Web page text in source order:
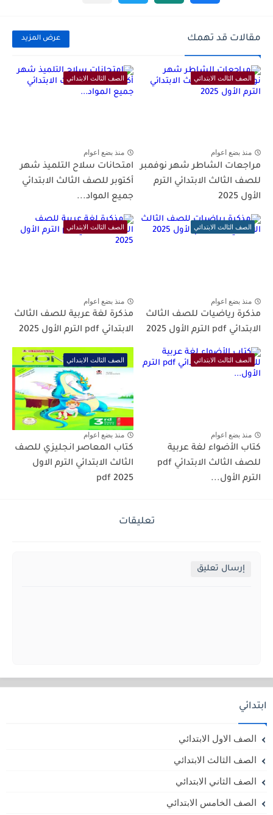
مقالات قد تهمك عرض المزيد
الصف الثالث الابتدائي
منذ بضع اعوام
مراجعات الشاطر شهر نوفمبر
للصف الثالث الابتدائي الترم
الأول 2025
الصف الثالث الابتدائي
منذ بضع اعوام
امتحانات سلاح التلميذ شهر
أكتوبر للصف الثالث الابتدائي
جميع المواد...
الصف الثالث الابتدائي
منذ بضع اعوام
مذكرة رياضيات للصف الثالث
الابتدائي pdf الترم الأول 2025
الصف الثالث الابتدائي
منذ بضع اعوام
مذكرة لغة عربية للصف الثالث
الابتدائي pdf الترم الأول 2025
الصف الثالث الابتدائي
منذ بضع اعوام
كتاب الأضواء لغة عربية
للصف الثالث الابتدائي pdf
الترم الأول...
الصف الثالث الابتدائي
منذ بضع اعوام
كتاب المعاصر انجليزي للصف
الثالث الابتدائي الترم الاول
2025 pdf
تعليقات
إرسال تعليق
ابتدائي
الصف الاول الابتدائي
الصف الثالث الابتدائي
الصف الثاني الابتدائي
الصف الخامس الابتدائي